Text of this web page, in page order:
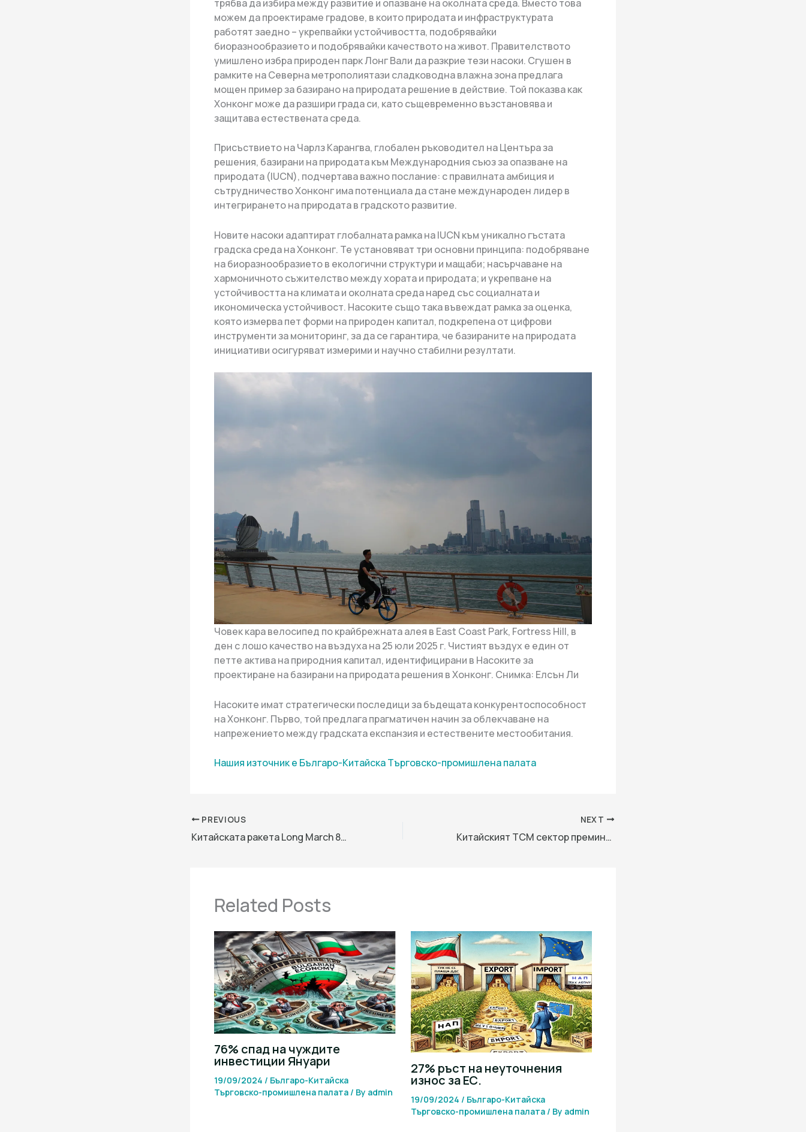
трябва да избира между развитие и опазване на околната среда. Вместо това
можем да проектираме градове, в които природата и инфраструктурата
работят заедно – укрепвайки устойчивостта, подобрявайки
биоразнообразието и подобрявайки качеството на живот. Правителството
умишлено избра природен парк Лонг Вали да разкрие тези насоки. Сгушен в
рамките на Северна метрополиятази сладководна влажна зона предлага
мощен пример за базирано на природата решение в действие. Той показва как
Хонконг може да разшири града си, като същевременно възстановява и
защитава естествената среда.
Присъствието на Чарлз Карангва, глобален ръководител на Центъра за
решения, базирани на природата към Международния съюз за опазване на
природата (IUCN), подчертава важно послание: с правилната амбиция и
сътрудничество Хонконг има потенциала да стане международен лидер в
интегрирането на природата в градското развитие.
Новите насоки адаптират глобалната рамка на IUCN към уникално гъстата
градска среда на Хонконг. Те установяват три основни принципа: подобряване
на биоразнообразието в екологични структури и мащаби; насърчаване на
хармоничното съжителство между хората и природата; и укрепване на
устойчивостта на климата и околната среда наред със социалната и
икономическа устойчивост. Насоките също така въвеждат рамка за оценка,
която измерва пет форми на природен капитал, подкрепена от цифрови
инструменти за мониторинг, за да се гарантира, че базираните на природата
инициативи осигуряват измерими и научно стабилни резултати.
Човек кара велосипед по крайбрежната алея в East Coast Park, Fortress Hill, в
ден с лошо качество на въздуха на 25 юли 2025 г. Чистият въздух е един от
петте актива на природния капитал, идентифицирани в Насоките за
проектиране на базирани на природата решения в Хонконг. Снимка: Елсън Ли
Насоките имат стратегически последици за бъдещата конкурентоспособност
на Хонконг. Първо, той предлага прагматичен начин за облекчаване на
напрежението между градската експанзия и естествените местообитания.
Нашия източник е Българо-Китайска Търговско-промишлена палaта
PREVIOUS
Китайската ракета Long March 8A изстрелва нови интернет сателити
NEXT
Китайският TCM сектор преминава в технологичен преход
Related Posts
76% спад на чуждите
инвестиции Януари
19/09/2024 / Българо-Китайска
Търговско-промишлена палaта / By admin
27% ръст на неуточнения
износ за ЕС.
19/09/2024 / Българо-Китайска
Търговско-промишлена палaта/ By admin